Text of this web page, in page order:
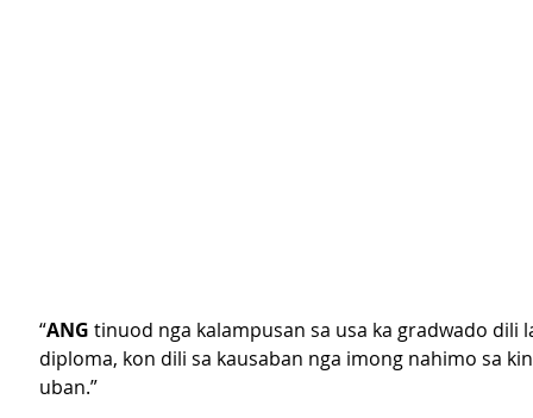
“ANG tinuod nga kalampusan sa usa ka gradwado dili
diploma, kon dili sa kausaban nga imong nahimo sa
uban.”